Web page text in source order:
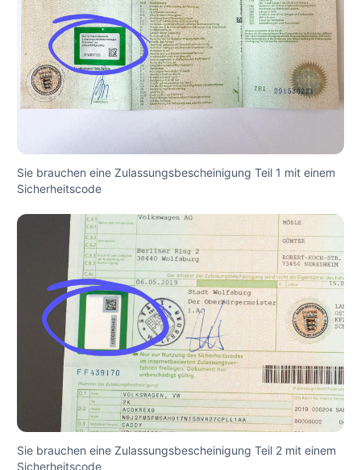
Sie brauchen eine Zulassungsbescheinigung Teil 1 mit einem
Sicherheitscode
Sie brauchen eine Zulassungsbescheinigung Teil 2 mit einem
Sicherheitscode